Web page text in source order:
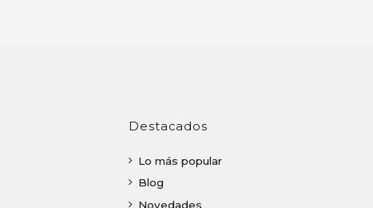
Destacados
Lo más popular
Blog
Novedades